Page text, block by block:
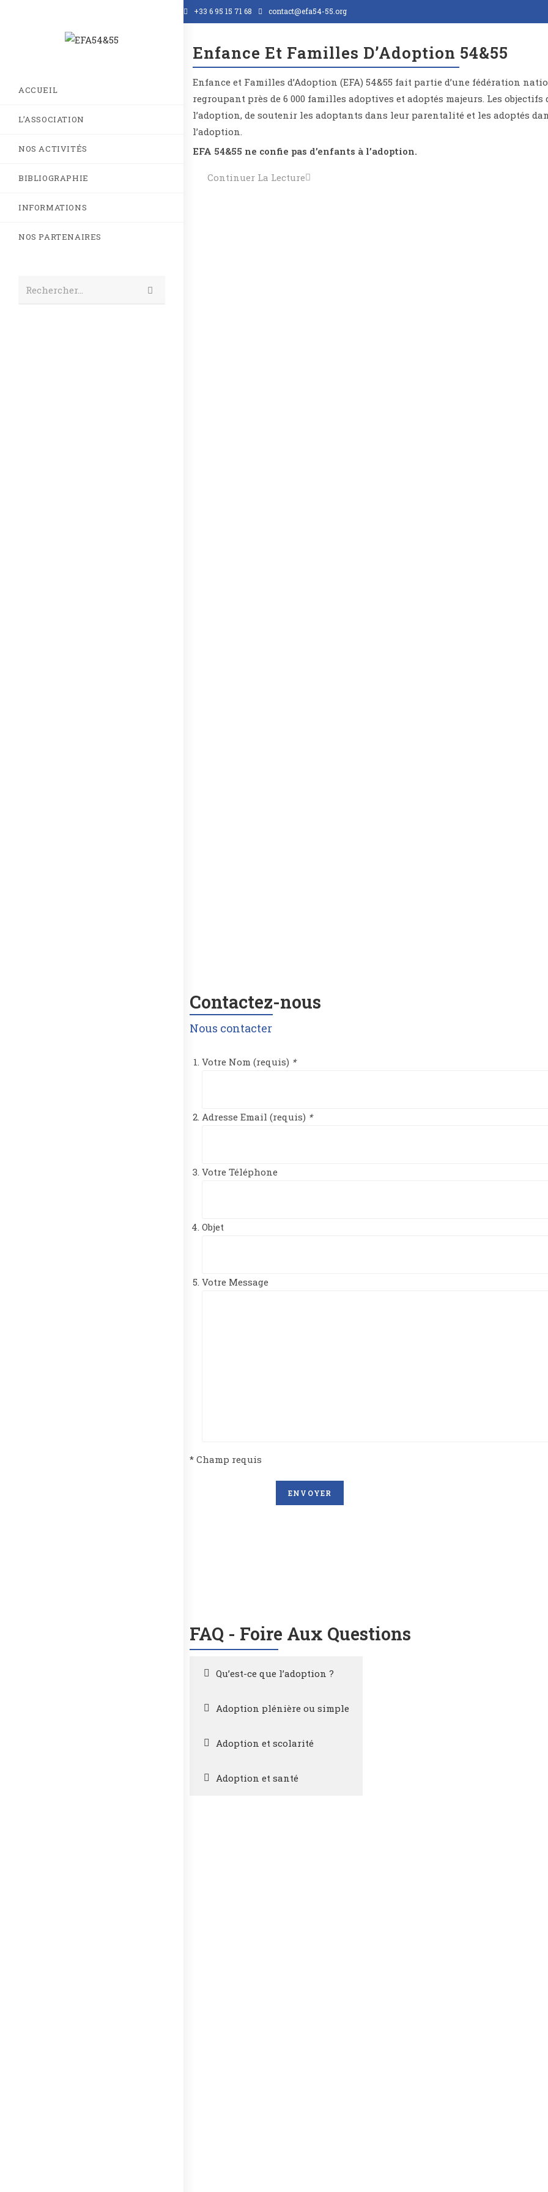
+33 6 95 15 71 68 contact@efa54-55.org
ACCUEIL
L’ASSOCIATION
NOS ACTIVITÉS
BIBLIOGRAPHIE
INFORMATIONS
NOS PARTENAIRES
Rechercher…
Enfance Et Familles D’Adoption 54&55
Enfance et Familles d’Adoption (EFA) 54&55 fait partie d’une fédération
regroupant près de 6 000 familles adoptives et adoptés majeurs. Les
l’adoption, de soutenir les adoptants dans leur parentalité et les adoptés
l’adoption.
EFA 54&55 ne confie pas d’enfants à l’adoption.
Continuer La Lecture
Contactez-nous
Nous contacter
Votre Nom (requis) *
Adresse Email (requis) *
Votre Téléphone
Objet
Votre Message
* Champ requis
FAQ - Foire Aux Questions
Qu’est-ce que l’adoption ?
Adoption plénière ou simple
Adoption et scolarité
Adoption et santé